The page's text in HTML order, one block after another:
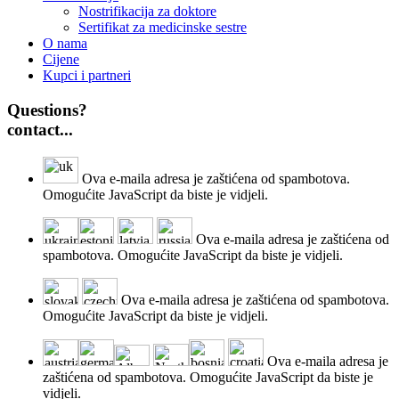
Nostrifikacija za doktore
Sertifikat za medicinske sestre
O nama
Cijene
Kupci i partneri
Questions?
contact...
Ova e-maila adresa je zaštićena od spambotova.
Omogućite JavaScript da biste je vidjeli.
Ova e-maila adresa je zaštićena od
spambotova. Omogućite JavaScript da biste je vidjeli.
Ova e-maila adresa je zaštićena od spambotova.
Omogućite JavaScript da biste je vidjeli.
Ova e-maila adresa je
zaštićena od spambotova. Omogućite JavaScript da biste je
vidjeli.